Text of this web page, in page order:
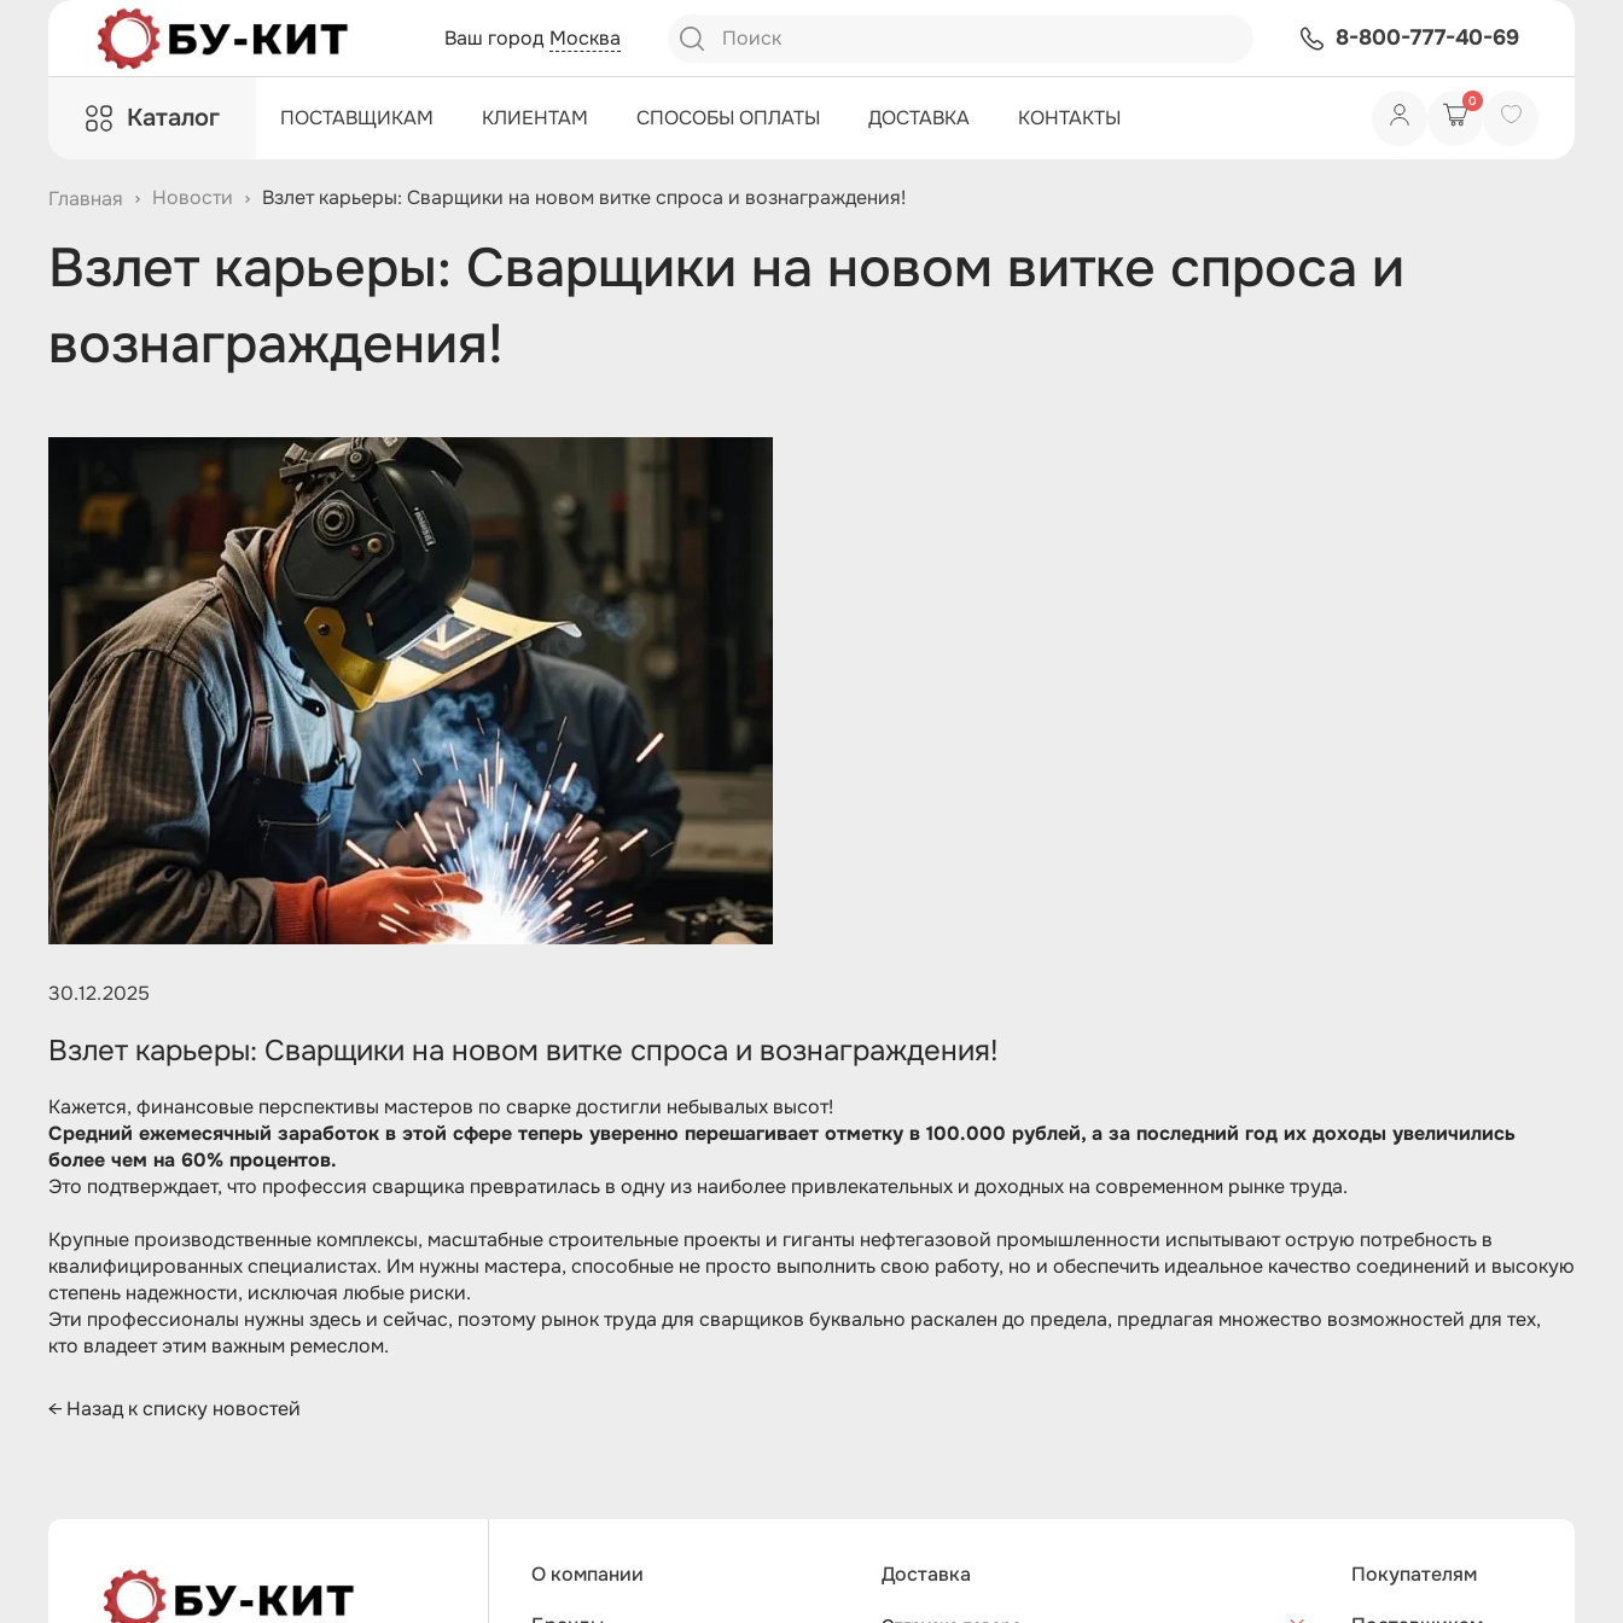
Ваш город Москва 8-800-777-40-69
Каталог ПОСТАВЩИКАМ КЛИЕНТАМ СПОСОБЫ ОПЛАТЫ ДОСТАВКА КОНТАКТЫ
0
Главная Новости Взлет карьеры: Сварщики на новом витке спроса и вознаграждения!
Взлет карьеры: Сварщики на новом витке спроса и
вознаграждения!
30.12.2025
Взлет карьеры: Сварщики на новом витке спроса и вознаграждения!
Кажется, финансовые перспективы мастеров по сварке достигли небывалых высот!
Средний ежемесячный заработок в этой сфере теперь уверенно перешагивает отметку в 100.000 рублей, а за последний год их доходы увеличились
более чем на 60% процентов.
Это подтверждает, что профессия сварщика превратилась в одну из наиболее привлекательных и доходных на современном рынке труда.
Крупные производственные комплексы, масштабные строительные проекты и гиганты нефтегазовой промышленности испытывают острую потребность в
квалифицированных специалистах. Им нужны мастера, способные не просто выполнить свою работу, но и обеспечить идеальное качество соединений и высокую
степень надежности, исключая любые риски.
Эти профессионалы нужны здесь и сейчас, поэтому рынок труда для сварщиков буквально раскален до предела, предлагая множество возможностей для тех,
кто владеет этим важным ремеслом.
← Назад к списку новостей
О компании
Доставка
Покупателям